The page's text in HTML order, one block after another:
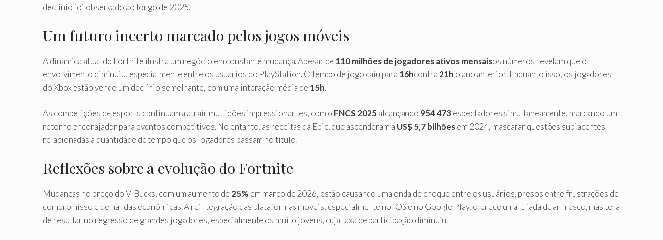
declínio foi observado ao longo de 2025.
Um futuro incerto marcado pelos jogos móveis
A dinâmica atual do Fortnite ilustra um negócio em constante mudança. Apesar de 110 milhões de jogadores ativos mensaisos números revelam que o
envolvimento diminuiu, especialmente entre os usuários do PlayStation. O tempo de jogo caiu para 16hcontra 21h o ano anterior. Enquanto isso, os jogadores
do Xbox estão vendo um declínio semelhante, com uma interação média de 15h.
As competições de esports continuam a atrair multidões impressionantes, com o FNCS 2025alcançando 954 473espectadores simultaneamente, marcando um
retorno encorajador para eventos competitivos. No entanto, as receitas da Epic, que ascenderam a US$ 5,7 bilhõesem 2024, mascarar questões subjacentes
relacionadas à quantidade de tempo que os jogadores passam no título.
Reflexões sobre a evolução do Fortnite
Mudanças no preço do V-Bucks, com um aumento de 25% em março de 2026, estão causando uma onda de choque entre os usuários, presos entre frustrações de
compromisso e demandas econômicas. A reintegração das plataformas móveis, especialmente no iOS e no Google Play, oferece uma lufada de ar fresco, mas terá
de resultar no regresso de grandes jogadores, especialmente os muito jovens, cuja taxa de participação diminuiu.